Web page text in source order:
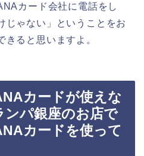
カード会社に電話をし
じゃない」ということをお
ると思いますよ。
カードが使えな
ンパ銀座のお店で
カードを使って